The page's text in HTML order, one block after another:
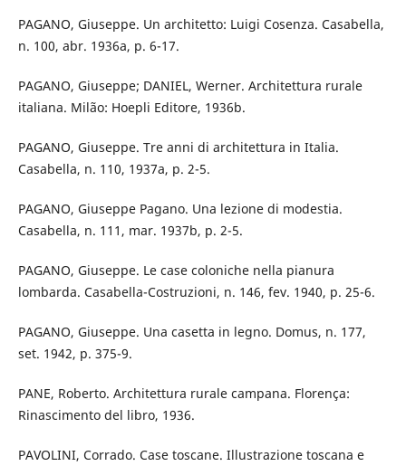
PAGANO, Giuseppe. Un architetto: Luigi Cosenza. Casabella,
n. 100, abr. 1936a, p. 6-17.
PAGANO, Giuseppe; DANIEL, Werner. Architettura rurale
italiana. Milão: Hoepli Editore, 1936b.
PAGANO, Giuseppe. Tre anni di architettura in Italia.
Casabella, n. 110, 1937a, p. 2-5.
PAGANO, Giuseppe Pagano. Una lezione di modestia.
Casabella, n. 111, mar. 1937b, p. 2-5.
PAGANO, Giuseppe. Le case coloniche nella pianura
lombarda. Casabella-Costruzioni, n. 146, fev. 1940, p. 25-6.
PAGANO, Giuseppe. Una casetta in legno. Domus, n. 177,
set. 1942, p. 375-9.
PANE, Roberto. Architettura rurale campana. Florença:
Rinascimento del libro, 1936.
PAVOLINI, Corrado. Case toscane. Illustrazione toscana e